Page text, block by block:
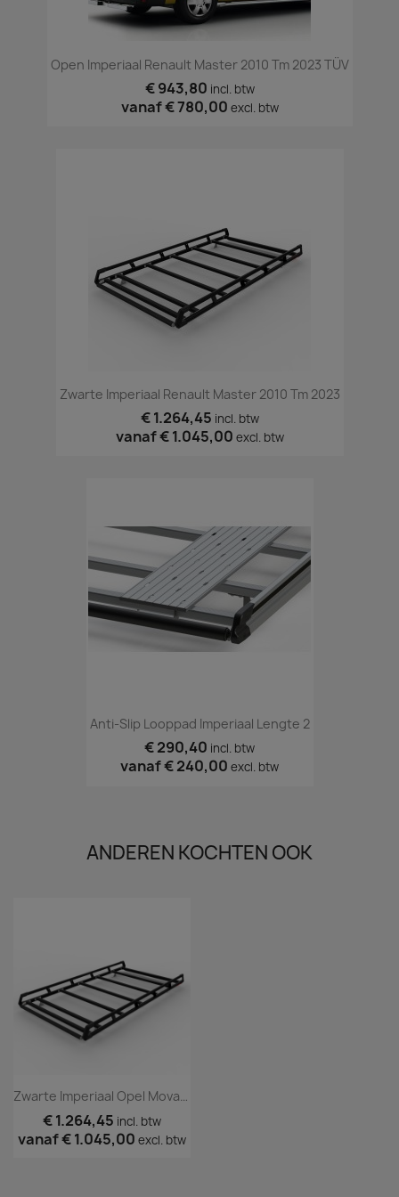
Open Imperiaal Renault Master 2010 Tm 2023 TÜV
€ 943,80 incl. btw
vanaf€ 780,00 excl. btw
Zwarte Imperiaal Renault Master 2010 Tm 2023
€ 1.264,45 incl. btw
vanaf€ 1.045,00 excl. btw
Anti-Slip Looppad Imperiaal Lengte 2
€ 290,40 incl. btw
vanaf€ 240,00 excl. btw
ANDEREN KOCHTEN OOK
€ 1.264,45 incl. btw
vanaf€ 1.045,00 excl. btw